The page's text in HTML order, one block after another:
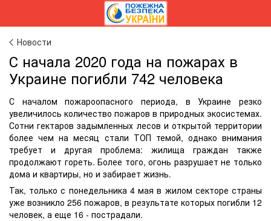
Новости
С начала 2020 года на пожарах в
Украине погибли 742 человека
С началом пожароопасного периода, в Украине резко
увеличилось количество пожаров в природных экосистемах.
Сотни гектаров задымленных лесов и открытой территории
более чем на месяц стали ТОП темой, однако внимания
требует и другая проблема: жилища граждан также
продолжают гореть. Более того, огонь разрушает не только
дома и квартиры, но и забирает жизнь.
Так, только с понедельника 4 мая в жилом секторе страны
уже возникло 256 пожаров, в результате которых погибли 12
человек, а еще 16 - пострадали.